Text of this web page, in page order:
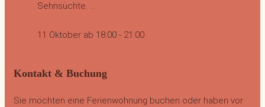
Sehnsüchte. ...
11 Oktober ab 18:00 - 21:00
Kontakt & Buchung
Sie möchten eine Ferienwohnung buchen oder haben vor